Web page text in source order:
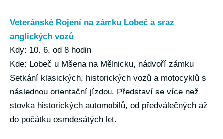
Veteránské Rojení na zámku Lobeč a sraz
anglických vozů
Kdy: 10. 6. od 8 hodin
Kde: Lobeč u Mšena na Mělnicku, nádvoří zámku
Setkání klasických, historických vozů a motocyklů s
následnou orientační jízdou. Představí se více než
stovka historických automobilů, od předválečných až
do počátku osmdesátých let.